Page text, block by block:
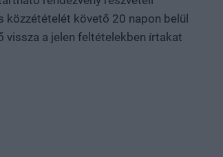
követő 20 napon belül
a jelen feltételekben írtakat